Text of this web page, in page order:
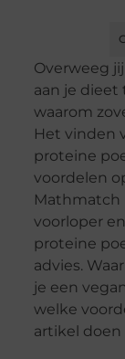
Overweeg
aan je dieet
waarom
Het vinden
proteine
voordelen
Mathmatch
voorloper
proteine
advies.
je een
welke
artikel doen